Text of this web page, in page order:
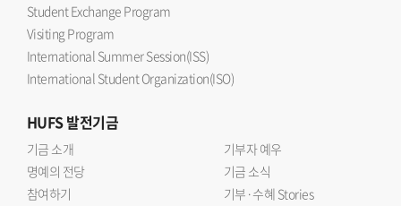
Student Exchange Program
Visiting Program
International Summer Session(ISS)
International Student Organization(ISO)
HUFS발전기금
기금 소개
기부자 예우
명예의 전당
기금 소식
참여하기
기부·수혜 Stories